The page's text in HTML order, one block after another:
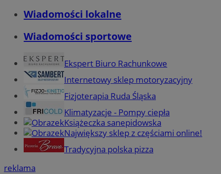
Wiadomości lokalne
Wiadomości sportowe
Ekspert Biuro Rachunkowe
Internetowy sklep motoryzacyjny
Fizjoterapia Ruda Śląska
Klimatyzacje - Pompy ciepła
Książeczka sanepidowska
Największy sklep z częściami online!
Tradycyjna polska pizza
reklama